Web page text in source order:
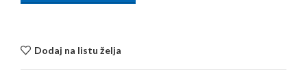
Dodaj na listu želja